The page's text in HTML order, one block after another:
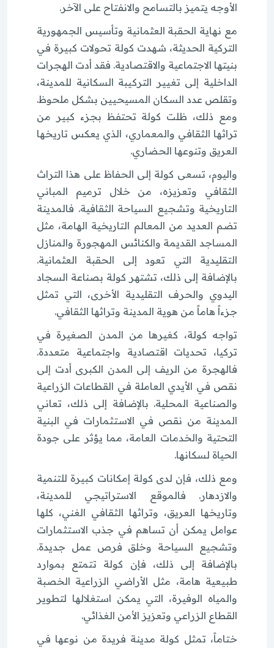
الأوجه يتميز بالتسامح والانفتاح على الآخر.
مع نهاية الحقبة العثمانية وتأسيس الجمهورية
التركية الحديثة، شهدت كولة تحولات كبيرة في
بنيتها الاجتماعية والاقتصادية. فقد أدت الهجرات
الداخلية إلى تغيير التركيبة السكانية للمدينة،
وتقلص عدد السكان المسيحيين بشكل ملحوظ.
ومع ذلك، ظلت كولة تحتفظ بجزء كبير من
تراثها الثقافي والمعماري، الذي يعكس تاريخها
العريق وتنوعها الحضاري.
واليوم، تسعى كولة إلى الحفاظ على هذا التراث
الثقافي وتعزيزه، من خلال ترميم المباني
التاريخية وتشجيع السياحة الثقافية. فالمدينة
تضم العديد من المعالم التاريخية الهامة، مثل
المساجد القديمة والكنائس المهجورة والمنازل
التقليدية التي تعود إلى الحقبة العثمانية.
بالإضافة إلى ذلك، تشتهر كولة بصناعة السجاد
اليدوي والحرف التقليدية الأخرى، التي تمثل
جزءاً هاماً من هوية المدينة وتراثها الثقافي.
تواجه كولة، كغيرها من المدن الصغيرة في
تركيا، تحديات اقتصادية واجتماعية متعددة.
فالهجرة من الريف إلى المدن الكبرى أدت إلى
نقص في الأيدي العاملة في القطاعات الزراعية
والصناعية المحلية. بالإضافة إلى ذلك، تعاني
المدينة من نقص في الاستثمارات في البنية
التحتية والخدمات العامة، مما يؤثر على جودة
الحياة لسكانها.
ومع ذلك، فإن لدى كولة إمكانات كبيرة للتنمية
والازدهار. فالموقع الاستراتيجي للمدينة،
وتاريخها العريق، وتراثها الثقافي الغني، كلها
عوامل يمكن أن تساهم في جذب الاستثمارات
وتشجيع السياحة وخلق فرص عمل جديدة.
بالإضافة إلى ذلك، فإن كولة تتمتع بموارد
طبيعية هامة، مثل الأراضي الزراعية الخصبة
والمياه الوفيرة، التي يمكن استغلالها لتطوير
القطاع الزراعي وتعزيز الأمن الغذائي.
ختاماً، تمثل كولة مدينة فريدة من نوعها في